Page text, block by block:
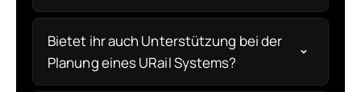
Bietet ihr auch Unterstützung bei der
Planung eines URail Systems?